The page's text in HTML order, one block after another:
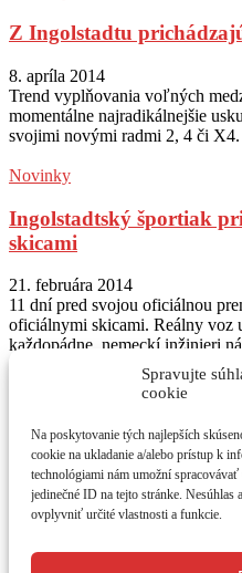
Spravujte
cookie
Na poskytovanie tých najlepších
cookie na ukladanie a/alebo prístup k
technológiami nám umožní
jedinečné ID na tejto stránke. Nesúhlas
ovplyvniť určité vlastnosti a funkcie.
Z Ingolstadtu
8. apríla 2014
Trend vyplňovania voľných
momentálne najradikálnejšie
svojimi novými radmi 2, 4 či
Novinky
Ingolstadtský športiak
skicami
21. februára 2014
11 dní pred svojou oficiálnou
oficiálnymi skicami. Reálny voz
každopádne, nemeckí inžinieri
Sledujte nás na Instagram
O NÁS
AUTOGRÁTIS - jediný
vozidiel, prvé jazdy a novinky.
čítania o autách vatraktívnom
čerpacie stanice Shell, OMV a